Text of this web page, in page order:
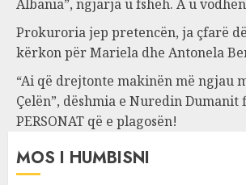
Albania”, ngjarja u fsheh. A u
Prokuroria jep pretencën, ja çfarë
kërkon për Mariela dhe Antonela
“Ai që drejtonte makinën më ngjau
Çelën”, dëshmia e Nuredin Dumanit
PERSONAT që e plagosën!
MOS I HUMBISNI